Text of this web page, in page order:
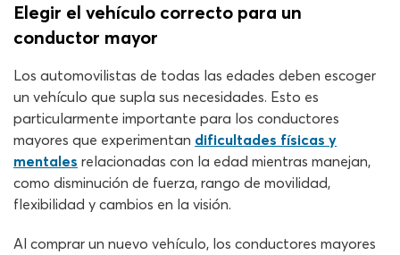
Elegir el vehículo correcto para un
conductor mayor
Los automovilistas de todas las edades deben escoger
un vehículo que supla sus necesidades. Esto es
particularmente importante para los conductores
mayores que experimentan dificultades físicas y
mentales relacionadas con la edad mientras manejan,
como disminución de fuerza, rango de movilidad,
flexibilidad y cambios en la visión.
Al comprar un nuevo vehículo, los conductores mayores